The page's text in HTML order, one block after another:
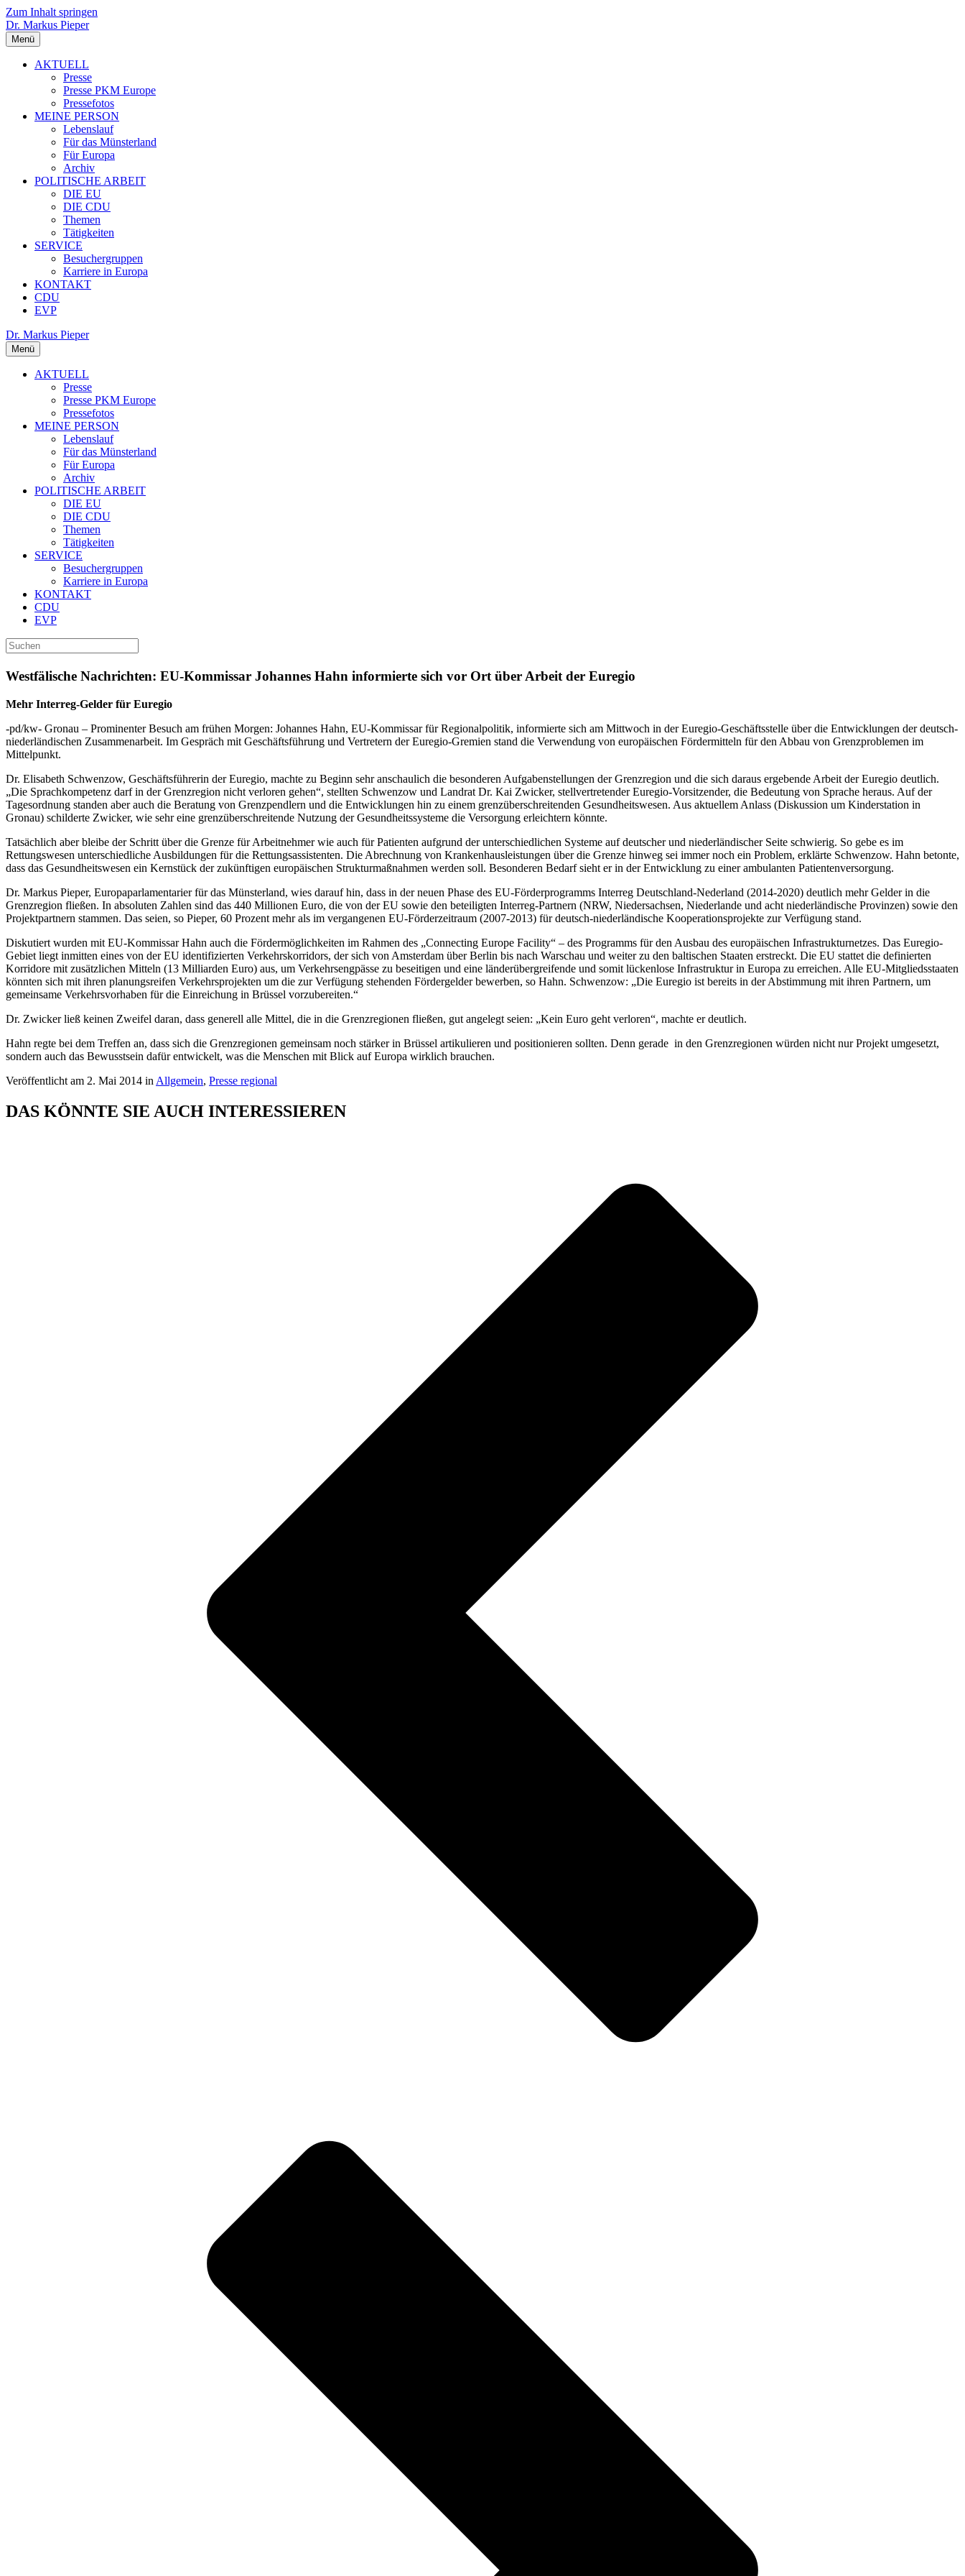
Zum Inhalt springen
Dr. Markus Pieper
Menü
AKTUELL
Presse
Presse PKM Europe
Pressefotos
MEINE PERSON
Lebenslauf
Für das Münsterland
Für Europa
Archiv
POLITISCHE ARBEIT
DIE EU
DIE CDU
Themen
Tätigkeiten
SERVICE
Besuchergruppen
Karriere in Europa
KONTAKT
CDU
EVP
Dr. Markus Pieper
Menü
AKTUELL
Presse
Presse PKM Europe
Pressefotos
MEINE PERSON
Lebenslauf
Für das Münsterland
Für Europa
Archiv
POLITISCHE ARBEIT
DIE EU
DIE CDU
Themen
Tätigkeiten
SERVICE
Besuchergruppen
Karriere in Europa
KONTAKT
CDU
EVP
Westfälische Nachrichten: EU-Kommissar Johannes Hahn informierte sich vor Ort über Arbeit der Euregio
Mehr Interreg-Gelder für Euregio
-pd/kw- Gronau – Prominenter Besuch am frühen Morgen: Johannes Hahn, EU-Kommissar für Regionalpolitik, informierte sich am Mittwoch in der Euregio-Geschäftsstelle über die Entwicklungen der deutsch-
niederländischen Zusammenarbeit. Im Gespräch mit Geschäftsführung und Vertretern der Euregio-Gremien stand die Verwendung von europäischen Fördermitteln für den Abbau von Grenzproblemen im
Mittelpunkt.
Dr. Elisabeth Schwenzow, Geschäftsführerin der Euregio, machte zu Beginn sehr anschaulich die besonderen Aufgabenstellungen der Grenzregion und die sich daraus ergebende Arbeit der Euregio deutlich.
„Die Sprachkompetenz darf in der Grenzregion nicht verloren gehen“, stellten Schwenzow und Landrat Dr. Kai Zwicker, stellvertretender Euregio-Vorsitzender, die Bedeutung von Sprache heraus. Auf der
Tagesordnung standen aber auch die Beratung von Grenzpendlern und die Entwicklungen hin zu einem grenzüberschreitenden Gesundheitswesen. Aus aktuellem Anlass (Diskussion um Kinderstation in
Gronau) schilderte Zwicker, wie sehr eine grenzüberschreitende Nutzung der Gesundheitssysteme die Versorgung erleichtern könnte.
Tatsächlich aber bleibe der Schritt über die Grenze für Arbeitnehmer wie auch für Patienten aufgrund der unterschiedlichen Systeme auf deutscher und niederländischer Seite schwierig. So gebe es im
Rettungswesen unterschiedliche Ausbildungen für die Rettungsassistenten. Die Abrechnung von Krankenhausleistungen über die Grenze hinweg sei immer noch ein Problem, erklärte Schwenzow. Hahn betonte,
dass das Gesundheitswesen ein Kernstück der zukünftigen europäischen Strukturmaßnahmen werden soll. Besonderen Bedarf sieht er in der Entwicklung zu einer ambulanten Patientenversorgung.
Dr. Markus Pieper, Europaparlamentarier für das Münsterland, wies darauf hin, dass in der neuen Phase des EU-Förderprogramms Interreg Deutschland-Nederland (2014-2020) deutlich mehr Gelder in die
Grenzregion fließen. In absoluten Zahlen sind das 440 Millionen Euro, die von der EU sowie den beteiligten Interreg-Partnern (NRW, Niedersachsen, Niederlande und acht niederländische Provinzen) sowie den
Projektpartnern stammen. Das seien, so Pieper, 60 Prozent mehr als im vergangenen EU-Förderzeitraum (2007-2013) für deutsch-niederländische Kooperationsprojekte zur Verfügung stand.
Diskutiert wurden mit EU-Kommissar Hahn auch die Fördermöglichkeiten im Rahmen des „Connecting Europe Facility“ – des Programms für den Ausbau des europäischen Infrastrukturnetzes. Das Euregio-
Gebiet liegt inmitten eines von der EU identifizierten Verkehrskorridors, der sich von Amsterdam über Berlin bis nach Warschau und weiter zu den baltischen Staaten erstreckt. Die EU stattet die definierten
Korridore mit zusätzlichen Mitteln (13 Milliarden Euro) aus, um Verkehrsengpässe zu beseitigen und eine länderübergreifende und somit lückenlose Infrastruktur in Europa zu erreichen. Alle EU-Mitgliedsstaaten
könnten sich mit ihren planungsreifen Verkehrsprojekten um die zur Verfügung stehenden Fördergelder bewerben, so Hahn. Schwenzow: „Die Euregio ist bereits in der Abstimmung mit ihren Partnern, um
gemeinsame Verkehrsvorhaben für die Einreichung in Brüssel vorzubereiten.“
Dr. Zwicker ließ keinen Zweifel daran, dass generell alle Mittel, die in die Grenzregionen fließen, gut angelegt seien: „Kein Euro geht verloren“, machte er deutlich.
Hahn regte bei dem Treffen an, dass sich die Grenzregionen gemeinsam noch stärker in Brüssel artikulieren und positionieren sollten. Denn gerade in den Grenzregionen würden nicht nur Projekt umgesetzt,
sondern auch das Bewusstsein dafür entwickelt, was die Menschen mit Blick auf Europa wirklich brauchen.
Veröffentlicht am 2. Mai 2014 in Allgemein, Presse regional
DAS KÖNNTE SIE AUCH INTERESSIEREN